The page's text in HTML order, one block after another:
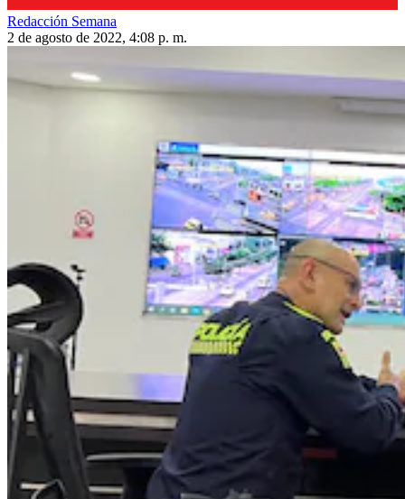
Redacción Semana
2 de agosto de 2022, 4:08 p. m.